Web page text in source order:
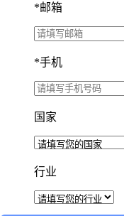
*邮箱
*手机
国家
行业